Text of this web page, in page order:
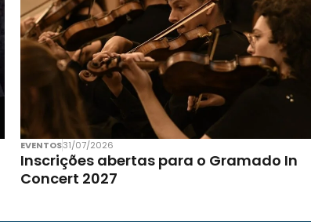
EVENTOS31/07/2026
Inscrições abertas para o Gramado In
Concert 2027